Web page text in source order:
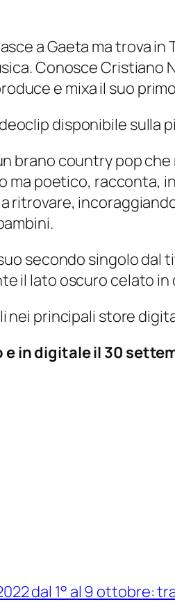
a Gaeta ma trova
Conosce Cristiano
e mixa il suo
disponibile sulla
brano country pop
poetico, racconta,
a ritrovare,
secondo singolo
il lato oscuro celato in
principali store
e in digitale il 30
dal 1° al 9 ottobre: